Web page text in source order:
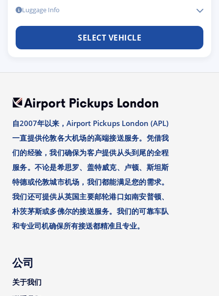
Luggage Info
SELECT VEHICLE
自2007年以来，Airport Pickups London (APL)
一直提供伦敦各大机场的高端接送服务。凭借我
们的经验，我们确保为客户提供从头到尾的全程
服务。不论是希思罗、盖特威克、卢顿、斯坦斯
特德或伦敦城市机场，我们都能满足您的需求。
我们还可提供从英国主要邮轮港口如南安普顿、
朴茨茅斯或多佛尔的接送服务。我们的可靠车队
和专业司机确保所有接送都精准且专业。
公司
关于我们